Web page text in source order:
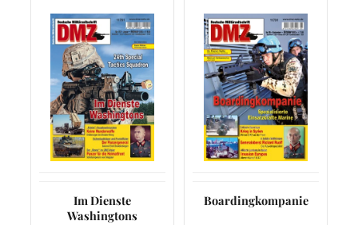
Im Dienste
Washingtons
Boardingkompanie